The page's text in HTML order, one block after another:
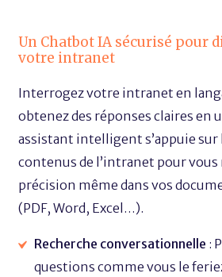
Un Chatbot IA sécurisé pour
votre intranet
Interrogez votre intranet en
obtenez des réponses claires en
assistant intelligent s’appuie sur
contenus de l’intranet pour vous
précision même dans vos
(PDF, Word, Excel…).
Recherche conversationnelle :
questions comme vous le